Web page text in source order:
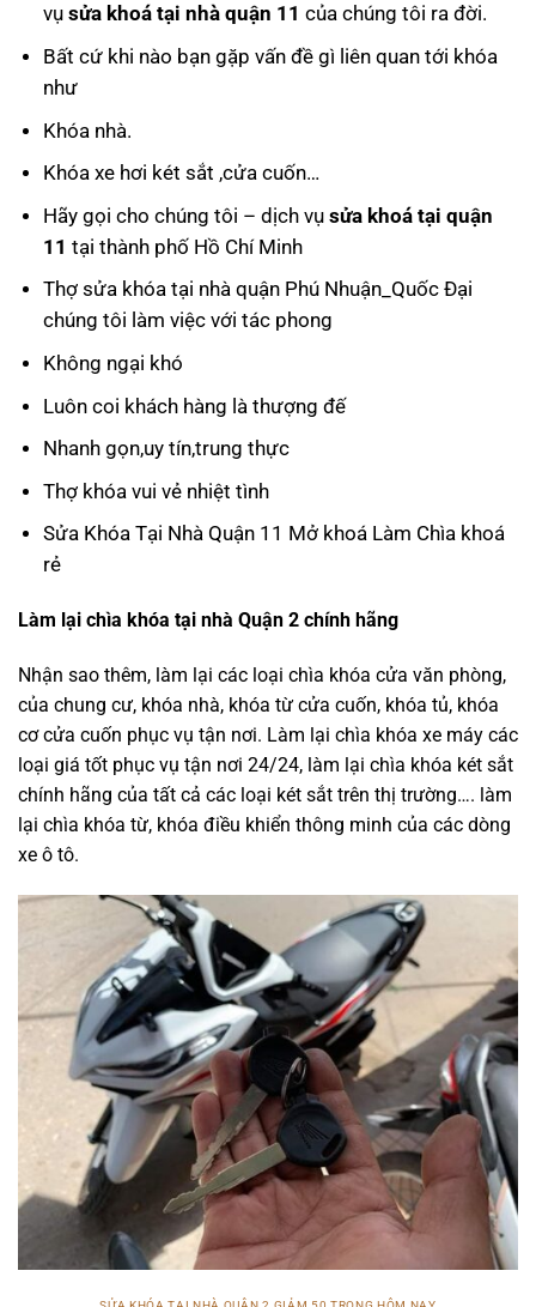
vụ sửa khoá tại nhà quận 11 của chúng tôi ra đời.
Bất cứ khi nào bạn gặp vấn đề gì liên quan tới khóa
như
Khóa nhà.
Khóa xe hơi két sắt ,cửa cuốn…
Hãy gọi cho chúng tôi – dịch vụ sửa khoá tại quận
11 tại thành phố Hồ Chí Minh
Thợ sửa khóa tại nhà quận Phú Nhuận_Quốc Đại
chúng tôi làm việc với tác phong
Không ngại khó
Luôn coi khách hàng là thượng đế
Nhanh gọn,uy tín,trung thực
Thợ khóa vui vẻ nhiệt tình
Sửa Khóa Tại Nhà Quận 11 Mở khoá Làm Chìa khoá
rẻ
Làm lại chìa khóa tại nhà Quận 2 chính hãng
Nhận sao thêm, làm lại các loại chìa khóa cửa văn phòng,
của chung cư, khóa nhà, khóa từ cửa cuốn, khóa tủ, khóa
cơ cửa cuốn phục vụ tận nơi. Làm lại chìa khóa xe máy các
loại giá tốt phục vụ tận nơi 24/24, làm lại chìa khóa két sắt
chính hãng của tất cả các loại két sắt trên thị trường…. làm
lại chìa khóa từ, khóa điều khiển thông minh của các dòng
xe ô tô.